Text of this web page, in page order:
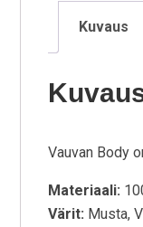
Kuvaus
Vauvan Body
Materiaali:
Värit: Musta,